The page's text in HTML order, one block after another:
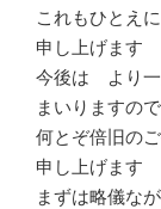
これもひとえ
申し上げます
今後は より一
まいりますので
何とぞ倍旧の
申し上げます
まずは略儀な